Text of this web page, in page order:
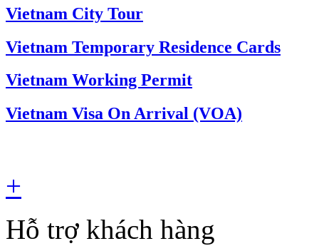
Vietnam City Tour
Vietnam Temporary Residence Cards
Vietnam Working Permit
Vietnam Visa On Arrival (VOA)
+
Hỗ trợ khách hàng